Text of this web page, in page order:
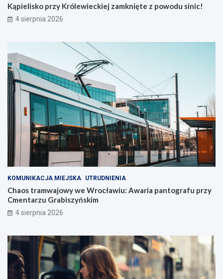
Kąpielisko przy Królewieckiej zamknięte z powodu sinic!
4 sierpnia 2026
KOMUNIKACJA MIEJSKA UTRUDNIENIA
Chaos tramwajowy we Wrocławiu: Awaria pantografu przy
Cmentarzu Grabiszyńskim
4 sierpnia 2026